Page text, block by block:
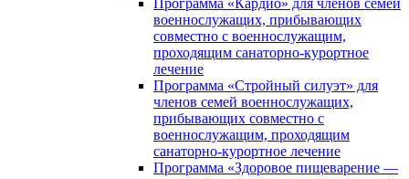
Программа «Кардио» для членов семей
военнослужащих, прибывающих
совместно с военнослужащим,
проходящим санаторно-курортное
лечение
Программа «Стройный силуэт» для
членов семей военнослужащих,
прибывающих совместно с
военнослужащим, проходящим
санаторно-курортное лечение
Программа «Здоровое пищеварение —